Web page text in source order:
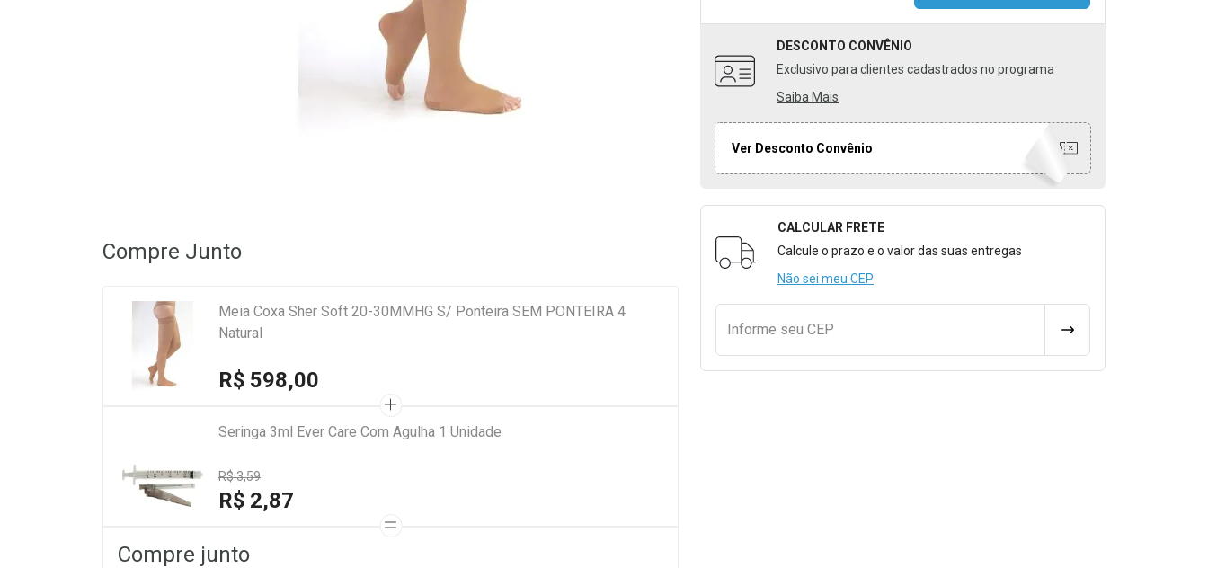
DESCONTO CONVÊNIO
Exclusivo para clientes cadastrados no programa
Saiba Mais
Ver Desconto Convênio
Formulário para Calcular o Frete
CALCULAR FRETE
Calcule o prazo e o valor das suas entregas
Não sei meu CEP
Informe seu CEP CALCULAR FRETE
Compre Junto
Meia Coxa Sher Soft 20-30MMHG S/ Ponteira SEM PONTEIRA 4
Natural
R$ 598,00
Seringa 3ml Ever Care Com Agulha 1 Unidade
R$ 3,59
R$ 2,87
Compre junto